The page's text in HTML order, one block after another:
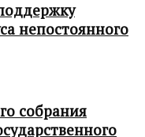
непостоянного
собрания